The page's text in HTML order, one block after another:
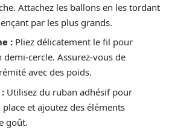
Attachez les ballons en les tordant
par les plus grands.
: Pliez délicatement le fil pour
cercle. Assurez-vous de
avec des poids.
Utilisez du ruban adhésif pour
et ajoutez des éléments
goût.